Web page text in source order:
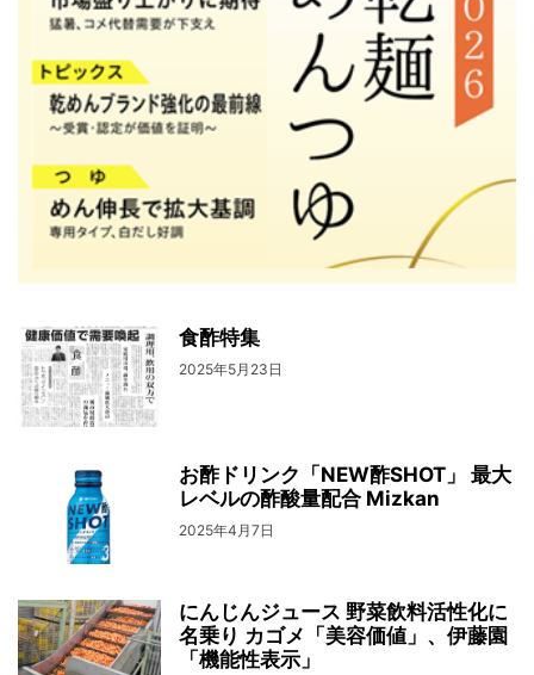
食酢特集
2025年5月23日
お酢ドリンク「NEW酢SHOT」 最大
レベルの酢酸量配合 Mizkan
2025年4月7日
にんじんジュース 野菜飲料活性化に
名乗り カゴメ「美容価値」、伊藤園
「機能性表示」